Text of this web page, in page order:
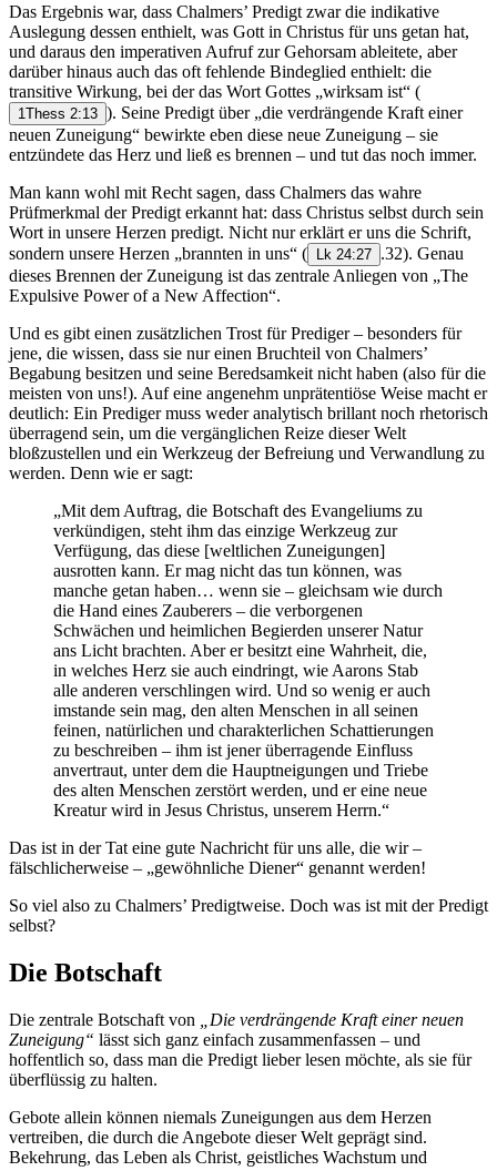
Das Ergebnis war, dass Chalmers’ Predigt zwar die indikative
Auslegung dessen enthielt, was Gott in Christus für uns getan hat,
und daraus den imperativen Aufruf zur Gehorsam ableitete, aber
darüber hinaus auch das oft fehlende Bindeglied enthielt: die
transitive Wirkung, bei der das Wort Gottes „wirksam ist“ (
1Thess 2:13 ). Seine Predigt über „die verdrängende Kraft einer
neuen Zuneigung“ bewirkte eben diese neue Zuneigung – sie
entzündete das Herz und ließ es brennen – und tut das noch immer.
Man kann wohl mit Recht sagen, dass Chalmers das wahre
Prüfmerkmal der Predigt erkannt hat: dass Christus selbst durch sein
Wort in unsere Herzen predigt. Nicht nur erklärt er uns die Schrift,
sondern unsere Herzen „brannten in uns“ ( Lk 24:27 .32). Genau
dieses Brennen der Zuneigung ist das zentrale Anliegen von „The
Expulsive Power of a New Affection“.
Und es gibt einen zusätzlichen Trost für Prediger – besonders für
jene, die wissen, dass sie nur einen Bruchteil von Chalmers’
Begabung besitzen und seine Beredsamkeit nicht haben (also für die
meisten von uns!). Auf eine angenehm unprätentiöse Weise macht er
deutlich: Ein Prediger muss weder analytisch brillant noch rhetorisch
überragend sein, um die vergänglichen Reize dieser Welt
bloßzustellen und ein Werkzeug der Befreiung und Verwandlung zu
werden. Denn wie er sagt:
„Mit dem Auftrag, die Botschaft des Evangeliums zu
verkündigen, steht ihm das einzige Werkzeug zur
Verfügung, das diese [weltlichen Zuneigungen]
ausrotten kann. Er mag nicht das tun können, was
manche getan haben… wenn sie – gleichsam wie durch
die Hand eines Zauberers – die verborgenen
Schwächen und heimlichen Begierden unserer Natur
ans Licht brachten. Aber er besitzt eine Wahrheit, die,
in welches Herz sie auch eindringt, wie Aarons Stab
alle anderen verschlingen wird. Und so wenig er auch
imstande sein mag, den alten Menschen in all seinen
feinen, natürlichen und charakterlichen Schattierungen
zu beschreiben – ihm ist jener überragende Einfluss
anvertraut, unter dem die Hauptneigungen und Triebe
des alten Menschen zerstört werden, und er eine neue
Kreatur wird in Jesus Christus, unserem Herrn.“
Das ist in der Tat eine gute Nachricht für uns alle, die wir –
fälschlicherweise – „gewöhnliche Diener“ genannt werden!
So viel also zu Chalmers’ Predigtweise. Doch was ist mit der Predigt
selbst?
Die Botschaft
Die zentrale Botschaft von
„Die verdrängende Kraft einer neuen
Zuneigung“ lässt sich ganz einfach zusammenfassen – und
hoffentlich so, dass man die Predigt lieber lesen möchte, als sie für
überflüssig zu halten.
Gebote allein können niemals Zuneigungen aus dem Herzen
vertreiben, die durch die Angebote dieser Welt geprägt sind.
Bekehrung, das Leben als Christ, geistliches Wachstum und